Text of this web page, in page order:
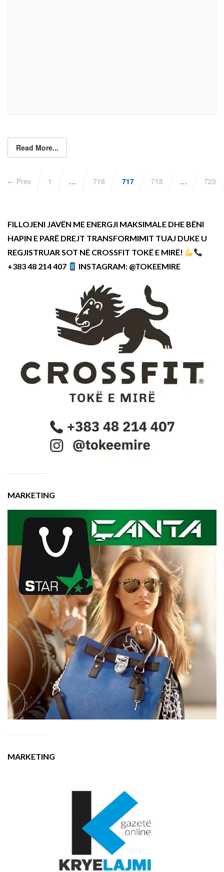
Read More...
← Prev 1 … 716 717 718 … 723
FILLOJENI JAVËN ME ENERGJI MAKSIMALE DHE BËNI
HAPIN E PARË DREJT TRANSFORMIMIT TUAJ DUKE U
REGJISTRUAR SOT NË CROSSFIT TOKË E MIRË!
+383 48 214 407
INSTAGRAM: @TOKEEMIRE
MARKETING
MARKETING